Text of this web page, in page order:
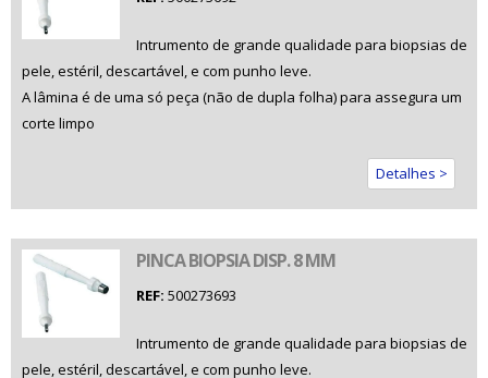
Intrumento de grande qualidade para biopsias de
pele, estéril, descartável, e com punho leve.
A lâmina é de uma só peça (não de dupla folha) para assegura um
corte limpo
Detalhes >
PINCA BIOPSIA DISP. 8 MM
REF: 500273693
Intrumento de grande qualidade para biopsias de
pele, estéril, descartável, e com punho leve.